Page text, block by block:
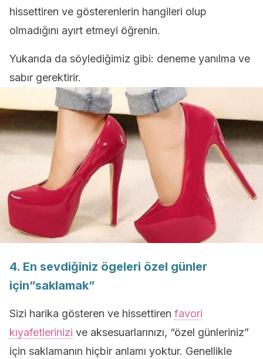
hissettiren ve gösterenlerin hangileri olup
olmadığını ayırt etmeyi öğrenin.
Yukarıda da söylediğimiz gibi: deneme yanılma ve
sabır gerektirir.
4. En sevdiğiniz ögeleri özel günler
için”saklamak”
Sizi harika gösteren ve hissettiren favori
kıyafetlerinizi ve aksesuarlarınızı, “özel günleriniz”
için saklamanın hiçbir anlamı yoktur. Genellikle